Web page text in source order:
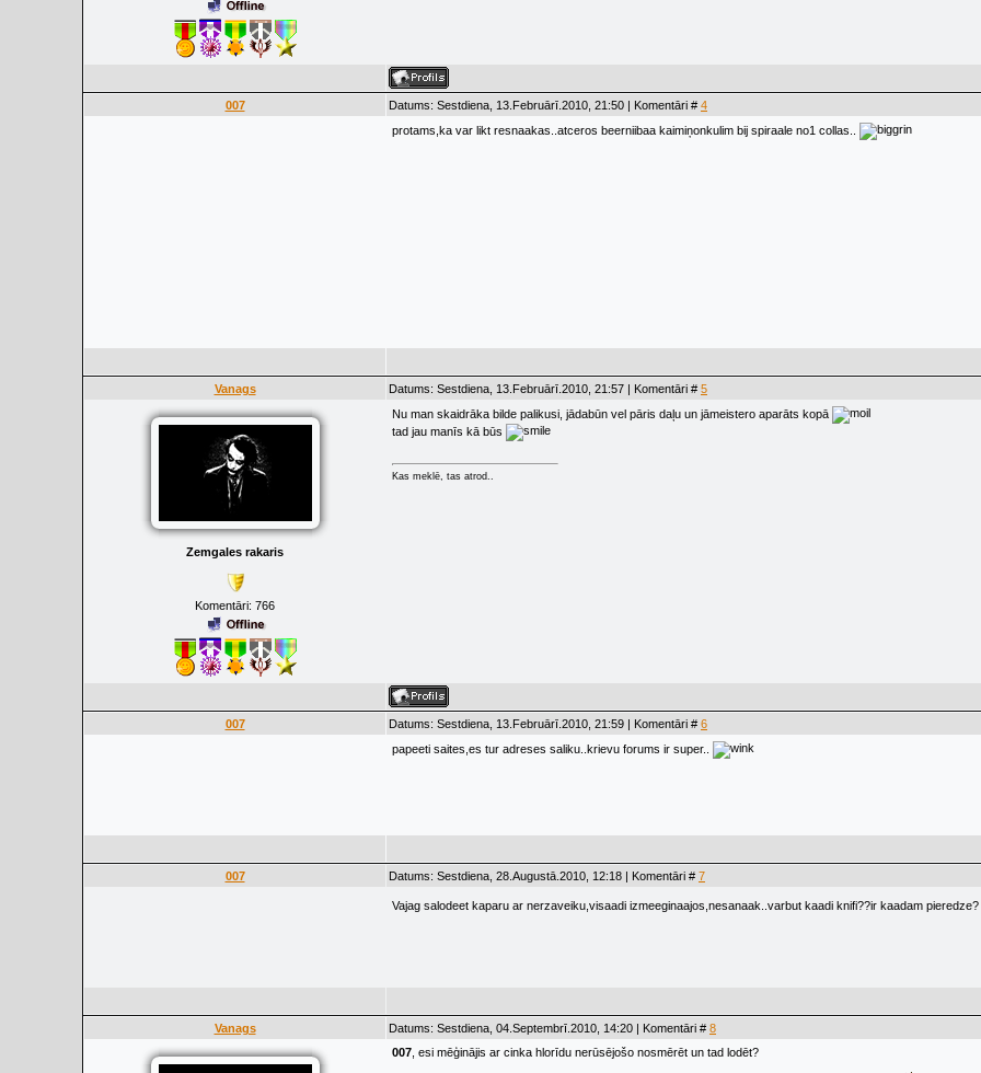
007 Datums: Sestdiena, 13.Februārī.2010, 21:50 | Komentāri # 4
protams,ka var likt resnaakas..atceros beerniibaa kaimiņonkulim bij spiraale no1 collas..
Vanags Datums: Sestdiena, 13.Februārī.2010, 21:57 | Komentāri # 5
Zemgales rakaris
Komentāri: 766
Nu man skaidrāka bilde palikusi, jādabūn vel pāris daļu un jāmeistero aparāts kopā
tad jau manīs kā būs
Kas meklē, tas atrod..
007 Datums: Sestdiena, 13.Februārī.2010, 21:59 | Komentāri # 6
papeeti saites,es tur adreses saliku..krievu forums ir super..
007 Datums: Sestdiena, 28.Augustā.2010, 12:18 | Komentāri # 7
Vajag salodeet kaparu ar nerzaveiku,visaadi izmeeginaajos,nesanaak..varbut kaadi knifi??ir kaadam pieredze?
Vanags Datums: Sestdiena, 04.Septembrī.2010, 14:20 | Komentāri # 8
007 , esi mēģinājis ar cinka hlorīdu nerūsējošo nosmērēt un tad lodēt?